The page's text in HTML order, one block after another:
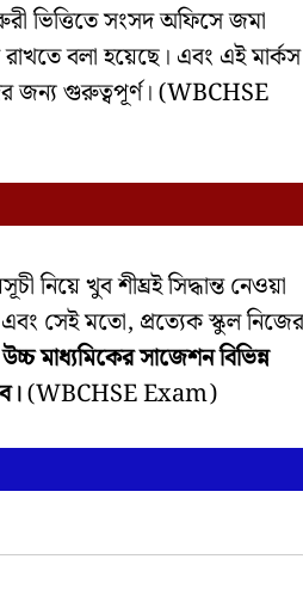
ভিত্তিতে সংসদ অফিসে জমা
রাখতে বলা হয়েছে। এবং এই মার্কস
জন্য গুরুত্বপূর্ণ। (WBCHSE
নিয়ে খুব শীঘ্রই সিদ্ধান্ত নেওয়া
সেই মতো, প্রত্যেক স্কুল নিজের
মাধ্যমিকের সাজেশন বিভিন্ন
(WBCHSE Exam)